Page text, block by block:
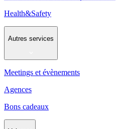
Health&Safety
Autres services
Meetings et évènements
Agences
Bons cadeaux